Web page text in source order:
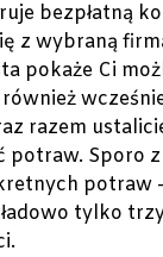
bezpłatną
z wybraną
pokaże Ci
razem
potraw. Sporo
potraw
tylko